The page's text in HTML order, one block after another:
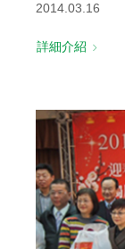
2014.03.16
詳細介紹